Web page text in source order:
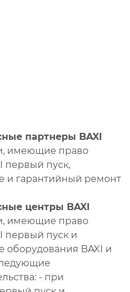
партнеры BAXI
имеющие право
первый пуск,
и гарантийный ремонт
центры BAXI
имеющие право
первый пуск и
оборудования BAXI и
- при